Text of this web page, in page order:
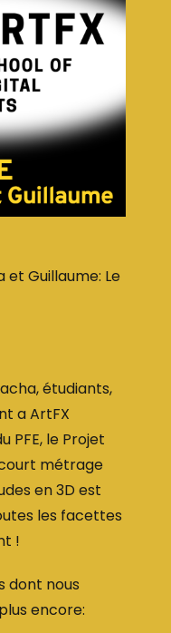
et Guillaume: Le
étudiants,
a ArtFX
PFE, le Projet
court métrage
en 3D est
les facettes
!
dont nous
encore: